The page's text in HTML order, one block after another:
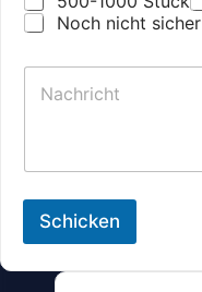
s
n
Noch nicht sicher
N
i
c
t
Schicken